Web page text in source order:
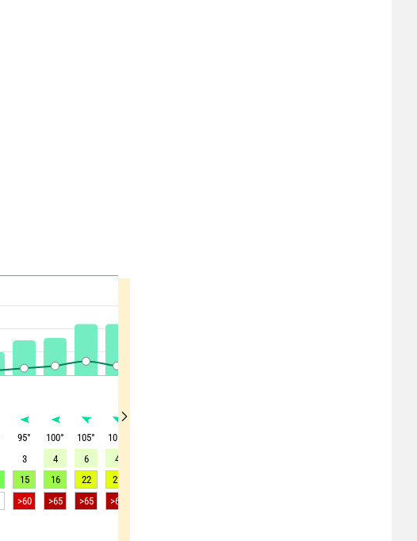
95° 100° 105° 105
3 4 6 4
15 16 22 22
>60 >65 >65 >65